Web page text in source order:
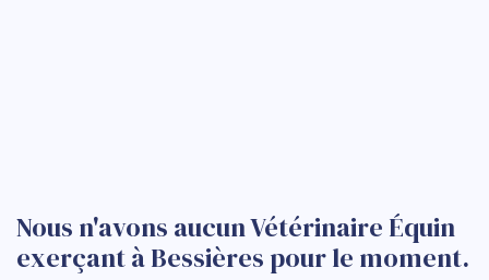
Nous n'avons aucun Vétérinaire Équin
exerçant à Bessières pour le moment.